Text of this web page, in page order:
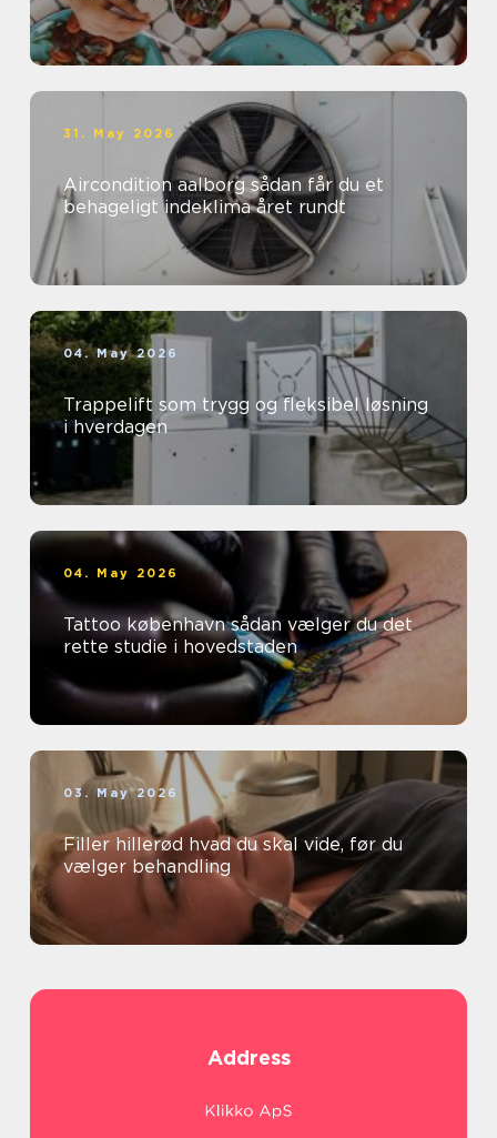
31. May 2026
Aircondition aalborg sådan får du et
behageligt indeklima året rundt
04. May 2026
Trappelift som trygg og fleksibel løsning
i hverdagen
04. May 2026
Tattoo københavn sådan vælger du det
rette studie i hovedstaden
03. May 2026
Filler hillerød hvad du skal vide, før du
vælger behandling
Address